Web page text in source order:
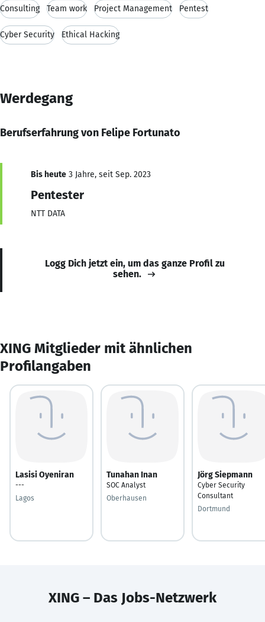
Consulting Team work Project Management Pentest
Cyber Security Ethical Hacking
Werdegang
Berufserfahrung von Felipe Fortunato
Bis heute 3 Jahre, seit Sep. 2023
Pentester
NTT DATA
Logg Dich jetzt ein, um das ganze Profil zu
sehen.
XING Mitglieder mit ähnlichen
Profilangaben
Lasisi Oyeniran
---
Lagos
Tunahan Inan
SOC Analyst
Oberhausen
Jörg Siepmann
Cyber Security
Consultant
Dortmund
XING – Das Jobs-Netzwerk